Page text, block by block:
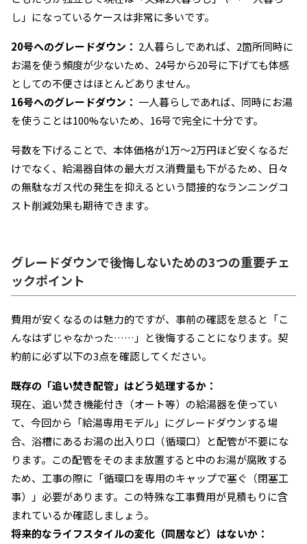
し」になっているケースは非常に多いです。
20号へのグレードダウン： 2人暮らしであれば、2箇所同時に
お湯を使う頻度が少ないため、24号から20号に下げても体感
としての不便さはほとんどありません。
16号へのグレードダウン： 一人暮らしであれば、同時にお湯
を使うことは100%ないため、16号で完全に十分です。
号数を下げることで、本体価格が1万〜2万円ほど安くなるだ
けでなく、給湯器自体の最大ガス消費量も下がるため、日々
の無駄なガス代の発生を抑えるという間接的なランニングコ
スト削減効果も期待できます。
グレードダウンで後悔しないための3つの重要チェ
ックポイント
費用が安くなるのは魅力的ですが、事前の確認を怠ると「こ
んなはずじゃなかった……」と後悔することになります。契
約前に必ず以下の3点を確認してください。
既存の「追い焚き配管」はどう処理するか：
現在、追い焚き機能付き（オート等）の給湯器を使ってい
て、今回から「給湯専用モデル」にグレードダウンする場
合、浴槽にあるお湯の出入り口（循環口）と配管が不要にな
ります。この配管をそのまま放置すると中のお湯が腐敗する
ため、工事の際に「循環口を専用のキャップで塞ぐ（閉塞工
事）」必要があります。この特殊な工事費用が見積もりに含
まれているか確認しましょう。
将来的なライフスタイルの変化（同居など）はないか：